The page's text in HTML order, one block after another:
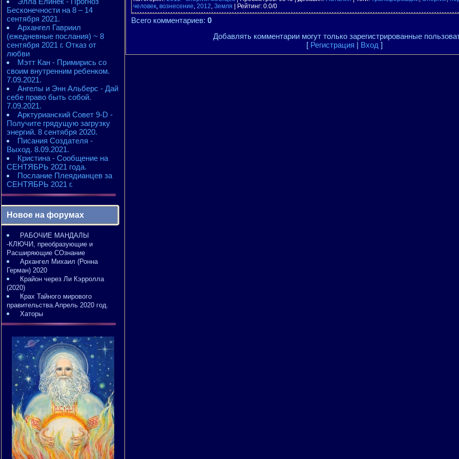
Бесконечности на 8 – 14
сентября 2021.
Архангел Гавриил
(ежедневные послания) ~ 8
сентября 2021 г. Отказ от
любви
Мэтт Кан - Примирись со
своим внутренним ребенком.
7.09.2021.
Ангелы и Энн Альберс - Дай
себе право быть собой.
7.09.2021.
Арктурианский Совет 9-D -
Получите грядущую загрузку
энергий. 8 сентября 2020.
Писания Создателя -
Выход. 8.09.2021.
Кристина - Сообщение на
СЕНТЯБРЬ 2021 года.
Послание Плеядианцев за
СЕНТЯБРЬ 2021 г.
Новое на форумах
РАБОЧИЕ МАНДАЛЫ
-КЛЮЧИ, преобразующие и
Расширяющие СОзнание
Архангел Михаил (Ронна
Герман) 2020
Крайон через Ли Кэрролла
(2020)
Крах Тайного мирового
правительства.Апрель 2020 год.
Хаторы
человек, вознесение, 2012, Земля Рейтинг: 0.0/0
Всего комментариев: 0
Добавлять комментарии могут только зарегистрированные
[ Регистрация | Вход ]